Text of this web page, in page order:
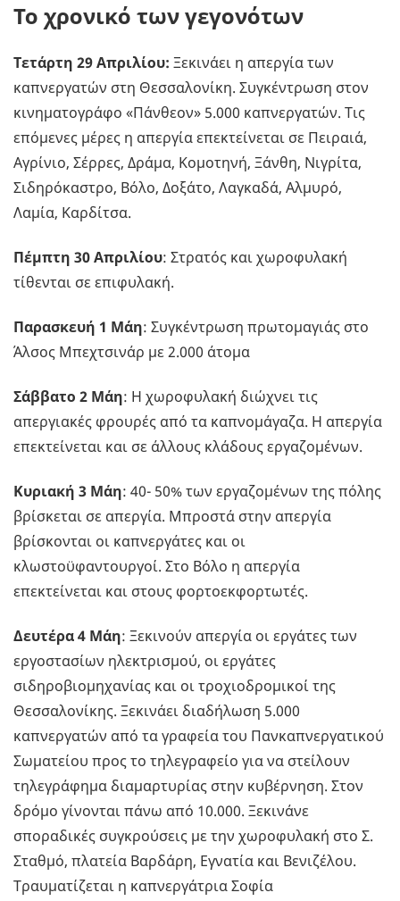
Το χρονικό των γεγονότων
Τετάρτη 29 Απριλίου: Ξεκινάει η απεργία των
καπνεργατών στη Θεσσαλονίκη. Συγκέντρωση στον
κινηματογράφο «Πάνθεον» 5.000 καπνεργατών. Τις
επόμενες μέρες η απεργία επεκτείνεται σε Πειραιά,
Αγρίνιο, Σέρρες, Δράμα, Κομοτηνή, Ξάνθη, Νιγρίτα,
Σιδηρόκαστρο, Βόλο, Δοξάτο, Λαγκαδά, Αλμυρό,
Λαμία, Καρδίτσα.
Πέμπτη 30 Απριλίου: Στρατός και χωροφυλακή
τίθενται σε επιφυλακή.
Παρασκευή 1 Μάη: Συγκέντρωση πρωτομαγιάς στο
Άλσος Μπεχτσινάρ με 2.000 άτομα
Σάββατο 2 Μάη: Η χωροφυλακή διώχνει τις
απεργιακές φρουρές από τα καπνομάγαζα. Η απεργία
επεκτείνεται και σε άλλους κλάδους εργαζομένων.
Κυριακή 3 Μάη: 40- 50% των εργαζομένων της πόλης
βρίσκεται σε απεργία. Μπροστά στην απεργία
βρίσκονται οι καπνεργάτες και οι
κλωστοϋφαντουργοί. Στο Βόλο η απεργία
επεκτείνεται και στους φορτοεκφορτωτές.
Δευτέρα 4 Μάη: Ξεκινούν απεργία οι εργάτες των
εργοστασίων ηλεκτρισμού, οι εργάτες
σιδηροβιομηχανίας και οι τροχιοδρομικοί της
Θεσσαλονίκης. Ξεκινάει διαδήλωση 5.000
καπνεργατών από τα γραφεία του Πανκαπνεργατικού
Σωματείου προς το τηλεγραφείο για να στείλουν
τηλεγράφημα διαμαρτυρίας στην κυβέρνηση. Στον
δρόμο γίνονται πάνω από 10.000. Ξεκινάνε
σποραδικές συγκρούσεις με την χωροφυλακή στο Σ.
Σταθμό, πλατεία Βαρδάρη, Εγνατία και Βενιζέλου.
Τραυματίζεται η καπνεργάτρια Σοφία